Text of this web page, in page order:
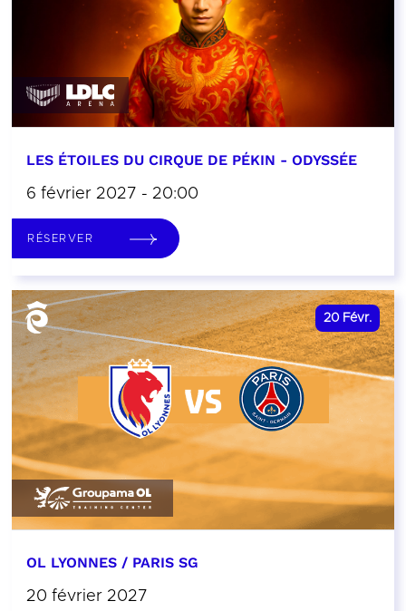
LES ÉTOILES DU CIRQUE DE PÉKIN - ODYSSÉE
6 février 2027 - 20:00
RÉSERVER
20 Févr.
OL LYONNES / PARIS SG
20 février 2027